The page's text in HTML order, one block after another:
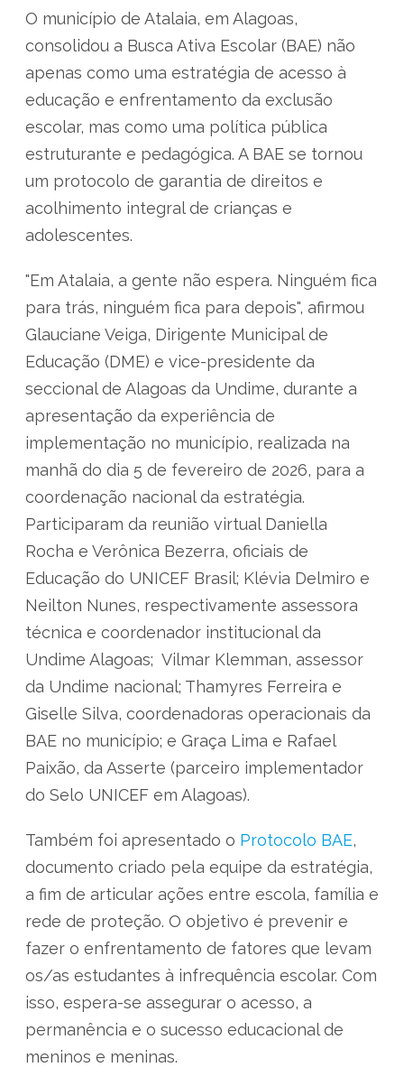
O município de Atalaia, em Alagoas,
consolidou a Busca Ativa Escolar (BAE) não
apenas como uma estratégia de acesso à
educação e enfrentamento da exclusão
escolar, mas como uma política pública
estruturante e pedagógica. A BAE se tornou
um protocolo de garantia de direitos e
acolhimento integral de crianças e
adolescentes.
"Em Atalaia, a gente não espera. Ninguém fica
para trás, ninguém fica para depois", afirmou
Glauciane Veiga, Dirigente Municipal de
Educação (DME) e vice-presidente da
seccional de Alagoas da Undime, durante a
apresentação da experiência de
implementação no município, realizada na
manhã do dia 5 de fevereiro de 2026, para a
coordenação nacional da estratégia.
Participaram da reunião virtual Daniella
Rocha e Verônica Bezerra, oficiais de
Educação do UNICEF Brasil; Klévia Delmiro e
Neilton Nunes, respectivamente assessora
técnica e coordenador institucional da
Undime Alagoas; Vilmar Klemman, assessor
da Undime nacional; Thamyres Ferreira e
Giselle Silva, coordenadoras operacionais da
BAE no município; e Graça Lima e Rafael
Paixão, da Asserte (parceiro implementador
do Selo UNICEF em Alagoas).
Também foi apresentado o Protocolo BAE,
documento criado pela equipe da estratégia,
a fim de articular ações entre escola, família e
rede de proteção. O objetivo é prevenir e
fazer o enfrentamento de fatores que levam
os/as estudantes à infrequência escolar. Com
isso, espera-se assegurar o acesso, a
permanência e o sucesso educacional de
meninos e meninas.